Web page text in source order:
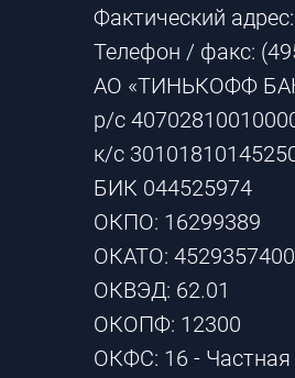
Фактический
Телефон / факс:
АО «ТИНЬКОФФ
р/с
к/с
БИК 044525974
ОКПО: 16299389
ОКАТО:
ОКВЭД: 62.01
ОКОПФ: 12300
ОКФС: 16 - Частная